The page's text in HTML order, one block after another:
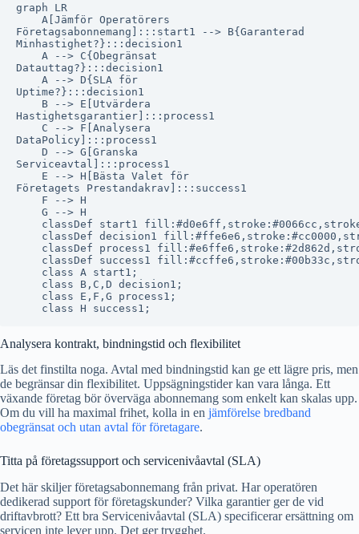
graph LR
    A[Jämför Operatörers
Företagsabonnemang]:::start1 --> B{Garanterad
Minhastighet?}:::decision1
    A --> C{Obegränsat
Datauttag?}:::decision1
    A --> D{SLA för
Uptime?}:::decision1
    B --> E[Utvärdera
Hastighetsgarantier]:::process1
    C --> F[Analysera
DataPolicy]:::process1
    D --> G[Granska
Serviceavtal]:::process1
    E --> H[Bästa Valet för
Företagets Prestandakrav]:::success1
    F --> H
    G --> H
classDef start1
classDef decision1
classDef process1
classDef success1
    class A start1;
    class B,C,D decision1;
    class E,F,G process1;
Analysera kontrakt, bindningstid och flexibilitet
Läs det finstilta noga. Avtal med bindningstid kan ge ett lägre pris, men
de begränsar din flexibilitet. Uppsägningstider kan vara långa. Ett
växande företag bör överväga abonnemang som enkelt kan skalas upp.
Om du vill ha maximal frihet, kolla in en jämförelse bredband
obegränsat och utan avtal för företagare.
Titta på företagssupport och servicenivåavtal (SLA)
Det här skiljer företagsabonnemang från privat. Har operatören
dedikerad support för företagskunder? Vilka garantier ger de vid
driftavbrott? Ett bra Servicenivåavtal (SLA) specificerar ersättning om
servicen inte lever upp. Det ger trygghet.